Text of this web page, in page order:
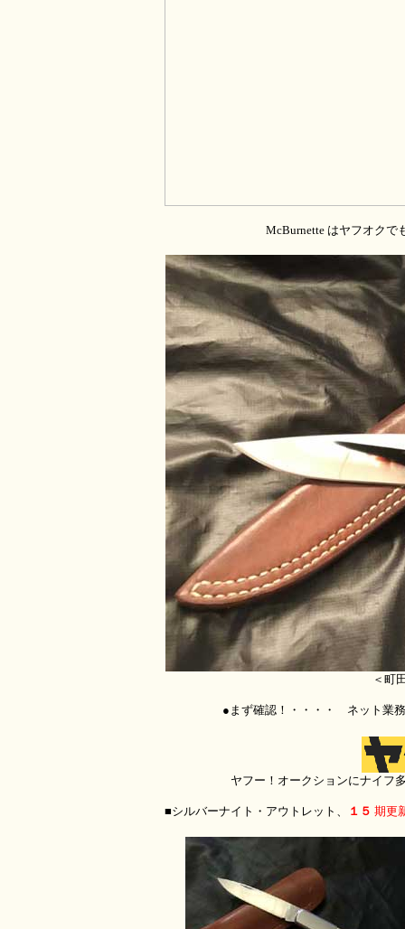
McBurnette はヤフオクで
＜町
●まず確認！ ・・・・ ネット業
ヤフー！オークションにナイフ
■シルバーナイト・アウトレット、 １５ 期更